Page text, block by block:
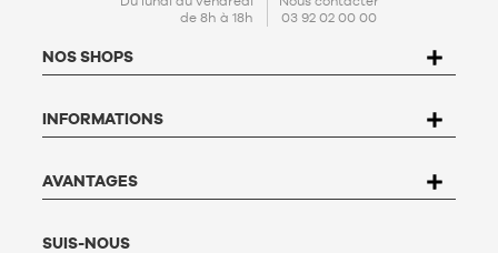
protection de données personnelles (PPDP). Conformément à
fichiers et aux libertés, vous disposez d’un droit d’accès, de
rectification, d’opposition et de suppression des données qui
Basket4Ballers, 104 rue de Hochfelden, 67200 Strasbourg ou
compléter le formulaire «Contacter le Service client». Pour en
Basket4Ballers informe l’utilisateur qu’il peut définir, de son
vivant, des directives relatives à la conservation, à
personnelles après son décès. Pour en savoir plus,
de 8h à 18h
03 92 02 00 00
NOS SHOPS
INFORMATIONS
AVANTAGES
SUIS-NOUS